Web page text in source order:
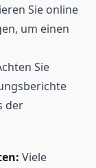
Sie online
um einen
Sie
der
Viele